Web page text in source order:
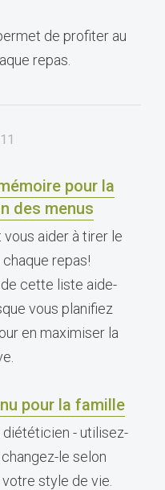
de profiter au
repas.
11
pour la
des menus
vous aider à tirer le
repas!
cette liste aide-
vous planifiez
en maximiser la
pour la famille
diététicien - utilisez-
le selon
style de vie.